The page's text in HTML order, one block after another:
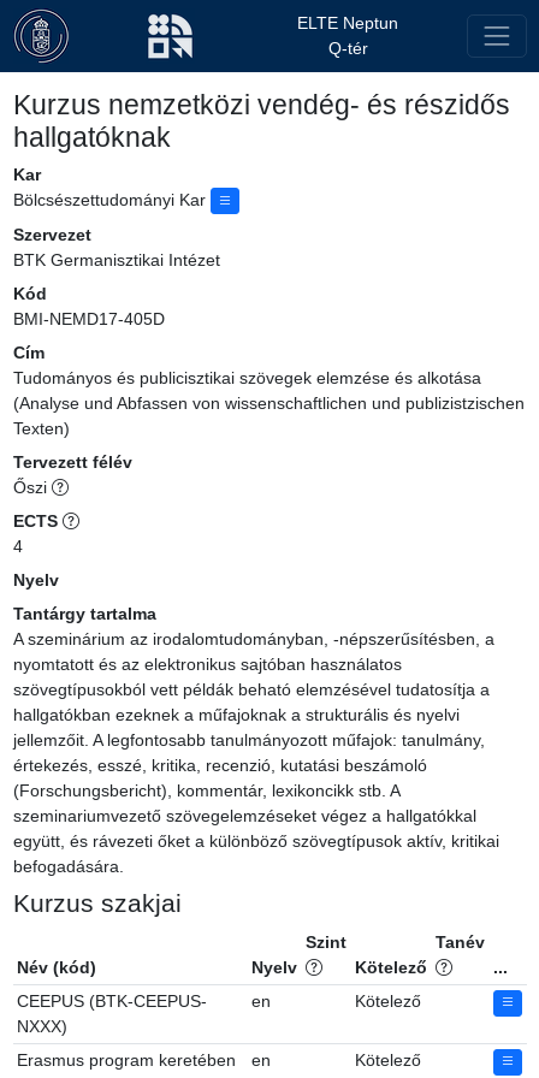
ELTE Neptun
Q-tér
Kurzus nemzetközi vendég- és részidős
hallgatóknak
Kar
Bölcsészettudományi Kar
Szervezet
BTK Germanisztikai Intézet
Kód
BMI-NEMD17-405D
Cím
Tudományos és publicisztikai szövegek elemzése és alkotása
(Analyse und Abfassen von wissenschaftlichen und publizistzischen
Texten)
Tervezett félév
Őszi
ECTS
4
Nyelv
Tantárgy tartalma
A szeminárium az irodalomtudományban, -népszerűsítésben, a
nyomtatott és az elektronikus sajtóban használatos
szövegtípusokból vett példák beható elemzésével tudatosítja a
hallgatókban ezeknek a műfajoknak a strukturális és nyelvi
jellemzőit. A legfontosabb tanulmányozott műfajok: tanulmány,
értekezés, esszé, kritika, recenzió, kutatási beszámoló
(Forschungsbericht), kommentár, lexikoncikk stb. A
szeminariumvezető szövegelemzéseket végez a hallgatókkal
együtt, és rávezeti őket a különböző szövegtípusok aktív, kritikai
befogadására.
Kurzus szakjai
Név (kód) Nyelv
Szint
Kötelező
Tanév
...
CEEPUS (BTK-CEEPUS-
NXXX)
en Kötelező
Erasmus program keretében
en Kötelező